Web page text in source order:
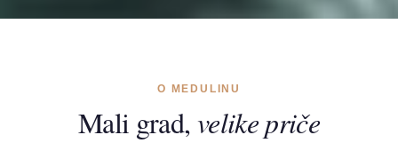
O MEDULINU
Mali grad, velike priče